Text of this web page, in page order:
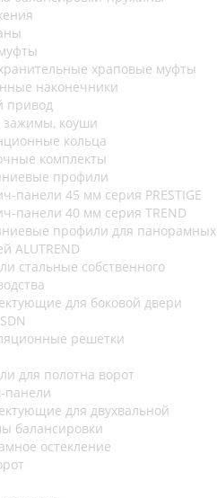
храповые муфты
наконечники
привод
зажимы, коуши
кольца
комплекты
профили
панели 45 мм серия PRESTIGE
панели 40 мм серия TREND
профили для панорамных
ALUTREND
стальные собственного
для боковой двери
решетки
для полотна ворот
для двухвальной
балансировки
остекление